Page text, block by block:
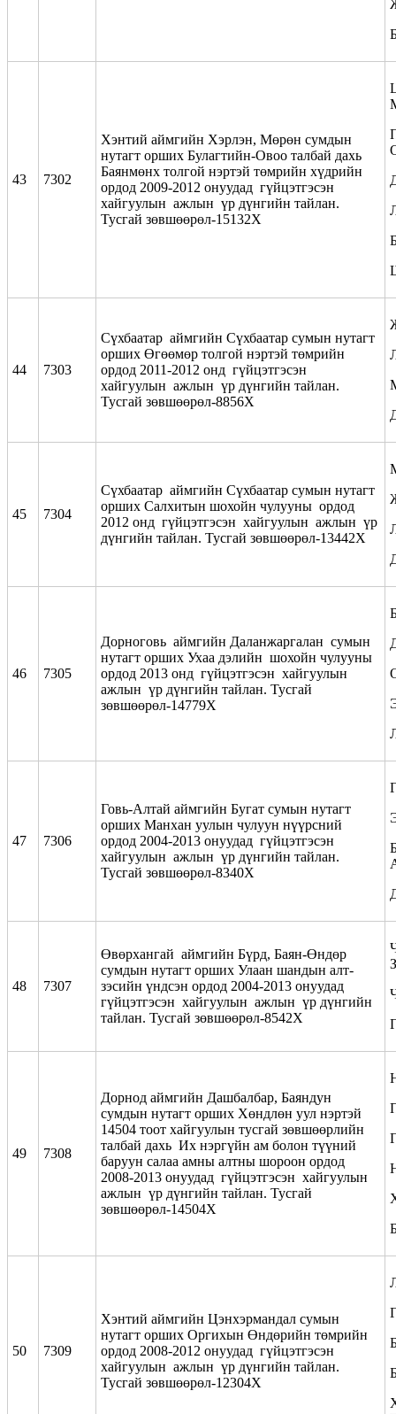
43 7302
Хэнтий аймгийн Хэрлэн, Мөрөн сумдын
нутагт орших Булагтийн-Овоо талбай дахь
Баянмөнх толгой нэртэй төмрийн хүдрийн
ордод 2009-2012 онуудад гүйцэтгэсэн
хайгуулын ажлын үр дүнгийн тайлан.
Тусгай зөвшөөрөл-15132Х
44 7303
Сүхбаатар аймгийн Сүхбаатар сумын нутагт
орших Өгөөмөр толгой нэртэй төмрийн
ордод 2011-2012 онд гүйцэтгэсэн
хайгуулын ажлын үр дүнгийн тайлан.
Тусгай зөвшөөрөл-8856Х
45 7304
Сүхбаатар аймгийн Сүхбаатар сумын нутагт
орших Салхитын шохойн чулууны ордод
2012 онд гүйцэтгэсэн хайгуулын ажлын үр
дүнгийн тайлан. Тусгай зөвшөөрөл-13442Х
46 7305
Дорноговь аймгийн Даланжаргалан сумын
нутагт орших Ухаа дэлийн шохойн чулууны
ордод 2013 онд гүйцэтгэсэн хайгуулын
ажлын үр дүнгийн тайлан. Тусгай
зөвшөөрөл-14779Х
47 7306
Говь-Алтай аймгийн Бугат сумын нутагт
орших Манхан уулын чулуун нүүрсний
ордод 2004-2013 онуудад гүйцэтгэсэн
хайгуулын ажлын үр дүнгийн тайлан.
Тусгай зөвшөөрөл-8340Х
48 7307
Өвөрхангай аймгийн Бүрд, Баян-Өндөр
сумдын нутагт орших Улаан шандын алт-
зэсийн үндсэн ордод 2004-2013 онуудад
гүйцэтгэсэн хайгуулын ажлын үр дүнгийн
тайлан. Тусгай зөвшөөрөл-8542Х
49 7308
Дорнод аймгийн Дашбалбар, Баяндун
сумдын нутагт орших Хөндлөн уул нэртэй
14504 тоот хайгуулын тусгай зөвшөөрлийн
талбай дахь Их нэргүйн ам болон түүний
баруун салаа амны алтны шороон ордод
2008-2013 онуудад гүйцэтгэсэн хайгуулын
ажлын үр дүнгийн тайлан. Тусгай
зөвшөөрөл-14504Х
50 7309
Хэнтий аймгийн Цэнхэрмандал сумын
нутагт орших Оргихын Өндөрийн төмрийн
ордод 2008-2012 онуудад гүйцэтгэсэн
хайгуулын ажлын үр дүнгийн тайлан.
Тусгай зөвшөөрөл-12304Х